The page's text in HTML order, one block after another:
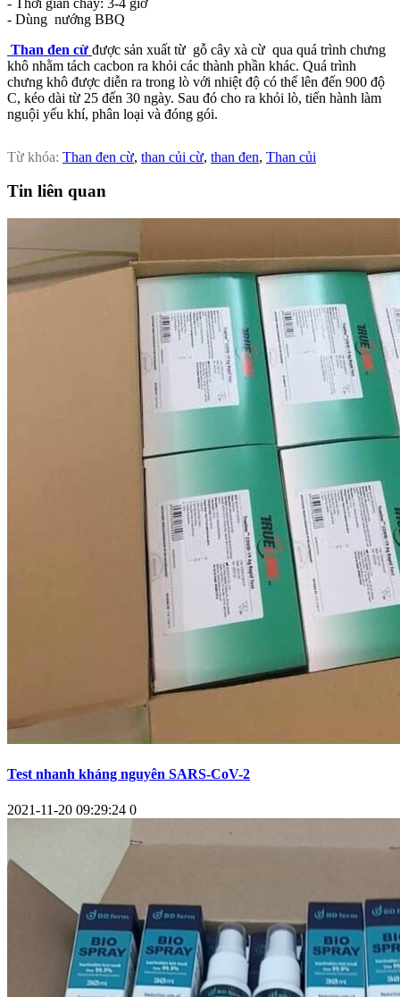
- Dùng nướng BBQ
Than đen cừ được sản xuất từ gỗ cây xà cừ qua quá trình chưng
khô nhằm tách cacbon ra khỏi các thành phần khác. Quá trình
chưng khô được diễn ra trong lò với nhiệt độ có thể lên đến 900 độ
C, kéo dài từ 25 đến 30 ngày. Sau đó cho ra khỏi lò, tiến hành làm
nguội yếu khí, phân loại và đóng gói.
Từ khóa: Than đen cừ, than củi cừ, than đen, Than củi
Tin liên quan
Test nhanh kháng nguyên SARS-CoV-2
2021-11-20 09:29:24 0